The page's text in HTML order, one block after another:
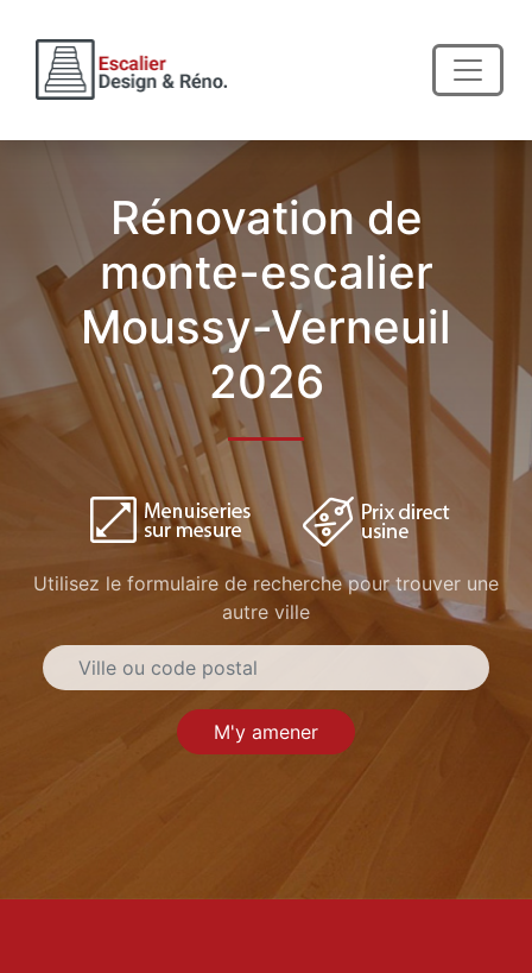
Rénovation de
monte-escalier
Moussy-Verneuil
2026
Utilisez le formulaire de recherche pour trouver une
autre ville
M'y amener